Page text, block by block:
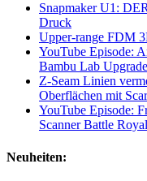
Snapmaker U1:
Druck
Upper-range FDM
YouTube Episode:
Bambu Lab
Z-Seam Linien
Oberflächen mit
YouTube Episode:
Scanner Battle
Neuheiten: